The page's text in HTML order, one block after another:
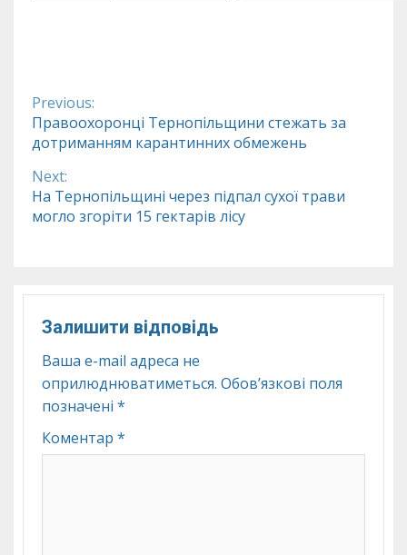
Reading
Previous:
Правоохоронці Тернопільщини стежать за
дотриманням карантинних обмежень
Next:
На Тернопільщині через підпал сухої трави
могло згоріти 15 гектарів лісу
Залишити відповідь
Ваша e-mail адреса не
оприлюднюватиметься. Обов’язкові поля
позначені *
Коментар *